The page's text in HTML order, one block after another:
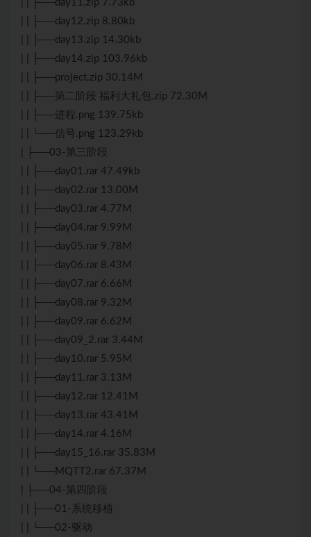
| | ├──day11.zip 7.73kb
| | ├──day12.zip 8.80kb
| | ├──day13.zip 14.30kb
| | ├──day14.zip 103.96kb
| | ├──project.zip 30.14M
| | ├──第二阶段 福利大礼包.zip 72.30M
| | ├──进程.png 139.75kb
| | └──信号.png 123.29kb
| ├──03-第三阶段
| | ├──day01.rar 47.49kb
| | ├──day02.rar 13.00M
| | ├──day03.rar 4.77M
| | ├──day04.rar 9.99M
| | ├──day05.rar 9.78M
| | ├──day06.rar 8.43M
| | ├──day07.rar 6.66M
| | ├──day08.rar 9.32M
| | ├──day09.rar 6.62M
| | ├──day09_2.rar 3.44M
| | ├──day10.rar 5.95M
| | ├──day11.rar 3.13M
| | ├──day12.rar 12.41M
| | ├──day13.rar 43.41M
| | ├──day14.rar 4.16M
| | ├──day15_16.rar 35.83M
| | └──MQTT2.rar 67.37M
| ├──04-第四阶段
| | ├──01-系统移植
| | └──02-驱动